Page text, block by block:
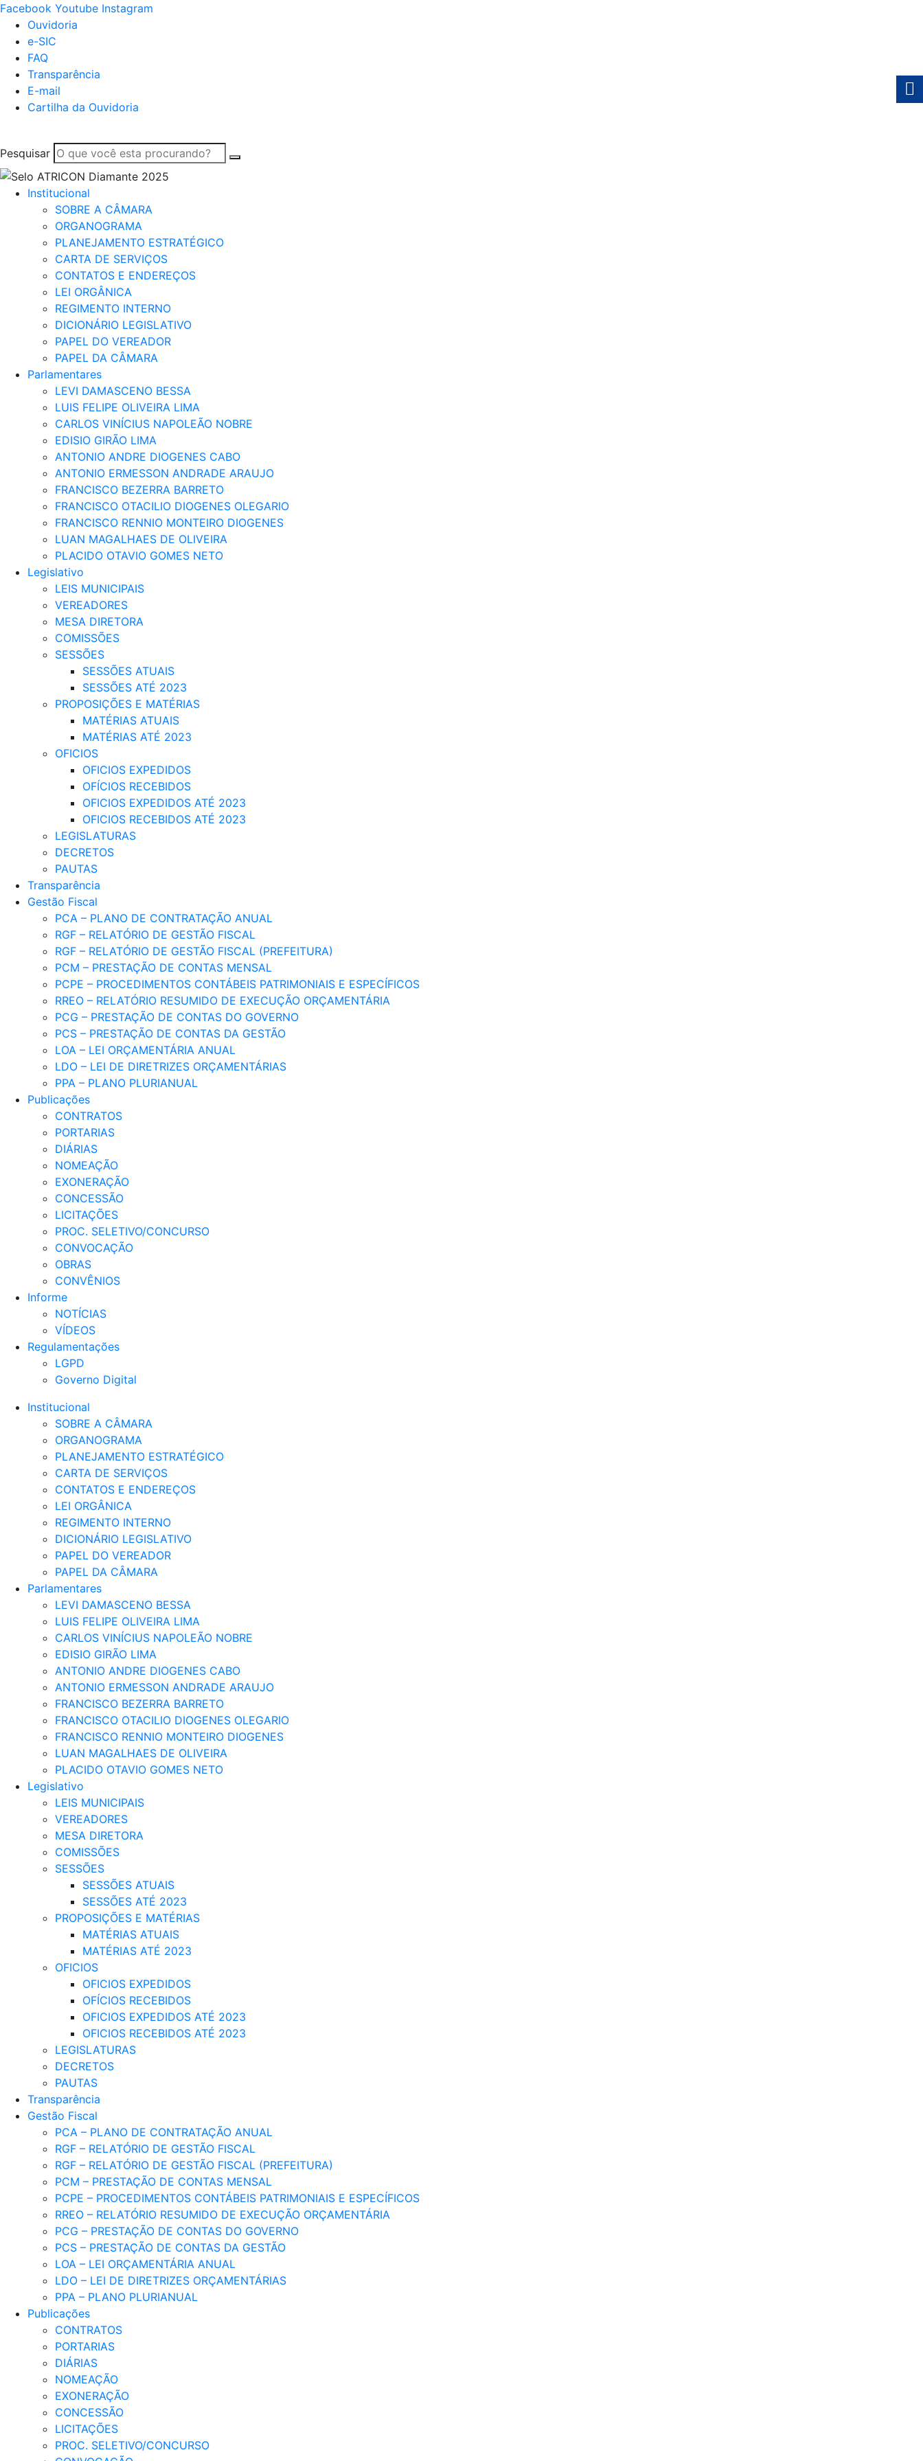
Facebook Youtube Instagram
Ouvidoria
e-SIC
FAQ
Transparência
E-mail
Cartilha da Ouvidoria
Pesquisar
Institucional
SOBRE A CÂMARA
ORGANOGRAMA
PLANEJAMENTO ESTRATÉGICO
CARTA DE SERVIÇOS
CONTATOS E ENDEREÇOS
LEI ORGÂNICA
REGIMENTO INTERNO
DICIONÁRIO LEGISLATIVO
PAPEL DO VEREADOR
PAPEL DA CÂMARA
Parlamentares
LEVI DAMASCENO BESSA
LUIS FELIPE OLIVEIRA LIMA
CARLOS VINÍCIUS NAPOLEÃO NOBRE
EDISIO GIRÃO LIMA
ANTONIO ANDRE DIOGENES CABO
ANTONIO ERMESSON ANDRADE ARAUJO
FRANCISCO BEZERRA BARRETO
FRANCISCO OTACILIO DIOGENES OLEGARIO
FRANCISCO RENNIO MONTEIRO DIOGENES
LUAN MAGALHAES DE OLIVEIRA
PLACIDO OTAVIO GOMES NETO
Legislativo
LEIS MUNICIPAIS
VEREADORES
MESA DIRETORA
COMISSÕES
SESSÕES
SESSÕES ATUAIS
SESSÕES ATÉ 2023
PROPOSIÇÕES E MATÉRIAS
MATÉRIAS ATUAIS
MATÉRIAS ATÉ 2023
OFICIOS
OFICIOS EXPEDIDOS
OFÍCIOS RECEBIDOS
OFICIOS EXPEDIDOS ATÉ 2023
OFICIOS RECEBIDOS ATÉ 2023
LEGISLATURAS
DECRETOS
PAUTAS
Transparência
Gestão Fiscal
PCA – PLANO DE CONTRATAÇÃO ANUAL
RGF – RELATÓRIO DE GESTÃO FISCAL
RGF – RELATÓRIO DE GESTÃO FISCAL (PREFEITURA)
PCM – PRESTAÇÃO DE CONTAS MENSAL
PCPE – PROCEDIMENTOS CONTÁBEIS PATRIMONIAIS E ESPECÍFICOS
RREO – RELATÓRIO RESUMIDO DE EXECUÇÃO ORÇAMENTÁRIA
PCG – PRESTAÇÃO DE CONTAS DO GOVERNO
PCS – PRESTAÇÃO DE CONTAS DA GESTÃO
LOA – LEI ORÇAMENTÁRIA ANUAL
LDO – LEI DE DIRETRIZES ORÇAMENTÁRIAS
PPA – PLANO PLURIANUAL
Publicações
CONTRATOS
PORTARIAS
DIÁRIAS
NOMEAÇÃO
EXONERAÇÃO
CONCESSÃO
LICITAÇÕES
PROC. SELETIVO/CONCURSO
CONVOCAÇÃO
OBRAS
CONVÊNIOS
Informe
NOTÍCIAS
VÍDEOS
Regulamentações
LGPD
Governo Digital
Institucional
SOBRE A CÂMARA
ORGANOGRAMA
PLANEJAMENTO ESTRATÉGICO
CARTA DE SERVIÇOS
CONTATOS E ENDEREÇOS
LEI ORGÂNICA
REGIMENTO INTERNO
DICIONÁRIO LEGISLATIVO
PAPEL DO VEREADOR
PAPEL DA CÂMARA
Parlamentares
LEVI DAMASCENO BESSA
LUIS FELIPE OLIVEIRA LIMA
CARLOS VINÍCIUS NAPOLEÃO NOBRE
EDISIO GIRÃO LIMA
ANTONIO ANDRE DIOGENES CABO
ANTONIO ERMESSON ANDRADE ARAUJO
FRANCISCO BEZERRA BARRETO
FRANCISCO OTACILIO DIOGENES OLEGARIO
FRANCISCO RENNIO MONTEIRO DIOGENES
LUAN MAGALHAES DE OLIVEIRA
PLACIDO OTAVIO GOMES NETO
Legislativo
LEIS MUNICIPAIS
VEREADORES
MESA DIRETORA
COMISSÕES
SESSÕES
SESSÕES ATUAIS
SESSÕES ATÉ 2023
PROPOSIÇÕES E MATÉRIAS
MATÉRIAS ATUAIS
MATÉRIAS ATÉ 2023
OFICIOS
OFICIOS EXPEDIDOS
OFÍCIOS RECEBIDOS
OFICIOS EXPEDIDOS ATÉ 2023
OFICIOS RECEBIDOS ATÉ 2023
LEGISLATURAS
DECRETOS
PAUTAS
Transparência
Gestão Fiscal
PCA – PLANO DE CONTRATAÇÃO ANUAL
RGF – RELATÓRIO DE GESTÃO FISCAL
RGF – RELATÓRIO DE GESTÃO FISCAL (PREFEITURA)
PCM – PRESTAÇÃO DE CONTAS MENSAL
PCPE – PROCEDIMENTOS CONTÁBEIS PATRIMONIAIS E ESPECÍFICOS
RREO – RELATÓRIO RESUMIDO DE EXECUÇÃO ORÇAMENTÁRIA
PCG – PRESTAÇÃO DE CONTAS DO GOVERNO
PCS – PRESTAÇÃO DE CONTAS DA GESTÃO
LOA – LEI ORÇAMENTÁRIA ANUAL
LDO – LEI DE DIRETRIZES ORÇAMENTÁRIAS
PPA – PLANO PLURIANUAL
Publicações
CONTRATOS
PORTARIAS
DIÁRIAS
NOMEAÇÃO
EXONERAÇÃO
CONCESSÃO
LICITAÇÕES
PROC. SELETIVO/CONCURSO